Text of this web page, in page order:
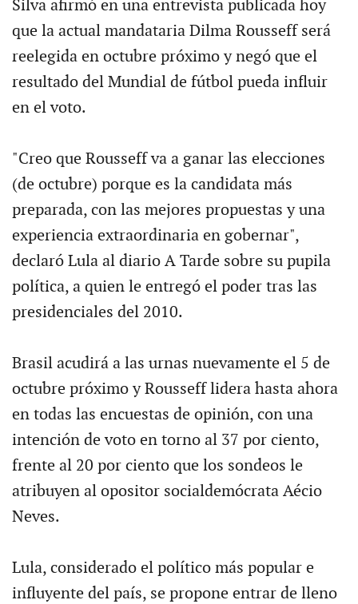
Silva afirmó en una entrevista publicada hoy
que la actual mandataria Dilma Rousseff será
reelegida en octubre próximo y negó que el
resultado del Mundial de fútbol pueda influir
en el voto.
"Creo que Rousseff va a ganar las elecciones
(de octubre) porque es la candidata más
preparada, con las mejores propuestas y una
experiencia extraordinaria en gobernar",
declaró Lula al diario A Tarde sobre su pupila
política, a quien le entregó el poder tras las
presidenciales del 2010.
Brasil acudirá a las urnas nuevamente el 5 de
octubre próximo y Rousseff lidera hasta ahora
en todas las encuestas de opinión, con una
intención de voto en torno al 37 por ciento,
frente al 20 por ciento que los sondeos le
atribuyen al opositor socialdemócrata Aécio
Neves.
Lula, considerado el político más popular e
influyente del país, se propone entrar de lleno